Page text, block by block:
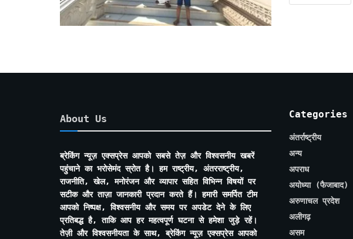
About Us
ब्रेकिंग न्यूज़ एक्सप्रेस आपको सबसे तेज़ और विश्वसनीय खबरें
पहुंचाने का भरोसेमंद स्रोत है। हम राष्ट्रीय, अंतरराष्ट्रीय,
राजनीति, खेल, मनोरंजन और व्यापार सहित विभिन्न विषयों पर
सटीक और ताज़ा जानकारी प्रदान करते हैं। हमारी समर्पित टीम
आपको निष्पक्ष, विश्वसनीय और समय पर अपडेट देने के लिए
प्रतिबद्ध है, ताकि आप हर महत्वपूर्ण घटना से हमेशा जुड़े रहें।
तेज़ी और विश्वसनीयता के साथ, ब्रेकिंग न्यूज़ एक्सप्रेस आपको
Categories
अंतर्राष्ट्रीय
अन्य
अपराध
अयोध्या (फैजाबाद)
अरुणाचल प्रदेश
अलीगढ़
असम